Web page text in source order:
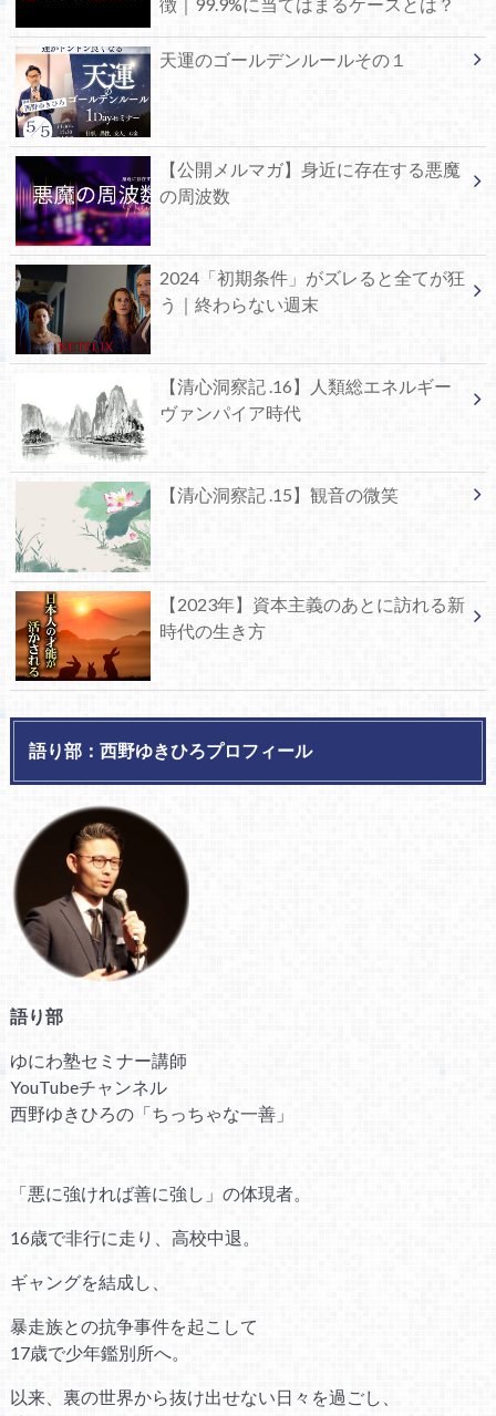
天運のゴールデンルールその１
【公開メルマガ】身近に存在する悪魔
の周波数
2024「初期条件」がズレると全てが狂
う｜終わらない週末
【清心洞察記 .16】人類総エネルギー
ヴァンパイア時代
【清心洞察記 .15】観音の微笑
【2023年】資本主義のあとに訪れる新
時代の生き方
語り部：西野ゆきひろプロフィール
語り部
ゆにわ塾セミナー講師
YouTubeチャンネル
西野ゆきひろの「ちっちゃな一善」
「悪に強ければ善に強し」の体現者。
16歳で非行に走り、高校中退。
ギャングを結成し、
暴走族との抗争事件を起こして
17歳で少年鑑別所へ。
以来、裏の世界から抜け出せない日々を過ごし、